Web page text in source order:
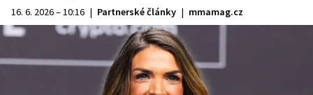
16. 6. 2026 – 10:16 | Partnerské články | mmamag.cz